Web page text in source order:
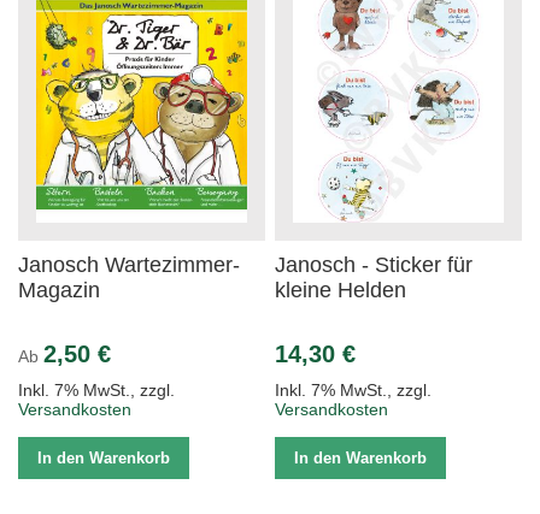
Janosch Wartezimmer-
Magazin
Ab 2,50 €
Inkl. 7% MwSt., zzgl.
Versandkosten
In den Warenkorb
Janosch - Sticker für
kleine Helden
14,30 €
Inkl. 7% MwSt.,zzgl.
Versandkosten
In den Warenkorb